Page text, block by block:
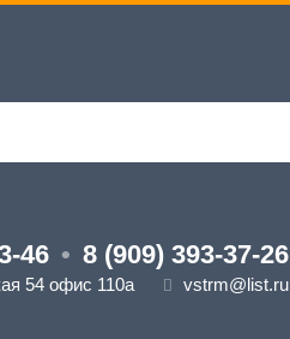
46 • 8 (909) 393-37-26
54 офис 110а vstrm@list.ru